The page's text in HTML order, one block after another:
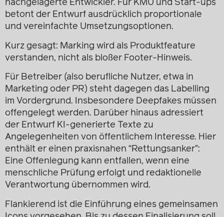
nachgelagerte Entwickler. Für KMU und Start-ups
betont der Entwurf ausdrücklich proportionale
und vereinfachte Umsetzungsoptionen.
Kurz gesagt: Marking wird als Produktfeature
verstanden, nicht als bloßer Footer-Hinweis.
Für Betreiber (also berufliche Nutzer, etwa in
Marketing oder PR) steht dagegen das Labelling
im Vordergrund. Insbesondere Deepfakes müssen
offengelegt werden. Darüber hinaus adressiert
der Entwurf KI-generierte Texte zu
Angelegenheiten von öffentlichem Interesse. Hier
enthält er einen praxisnahen “Rettungsanker”:
Eine Offenlegung kann entfallen, wenn eine
menschliche Prüfung erfolgt und redaktionelle
Verantwortung übernommen wird.
Flankierend ist die Einführung eines gemeinsamen